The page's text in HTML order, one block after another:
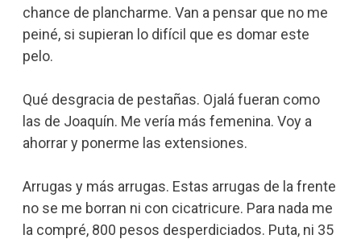
chance de plancharme. Van a pensar que no me
peiné, si supieran lo difícil que es domar este
pelo.
Qué desgracia de pestañas. Ojalá fueran como
las de Joaquín. Me vería más femenina. Voy a
ahorrar y ponerme las extensiones.
Arrugas y más arrugas. Estas arrugas de la frente
no se me borran ni con cicatricure. Para nada me
la compré, 800 pesos desperdiciados. Puta, ni 35